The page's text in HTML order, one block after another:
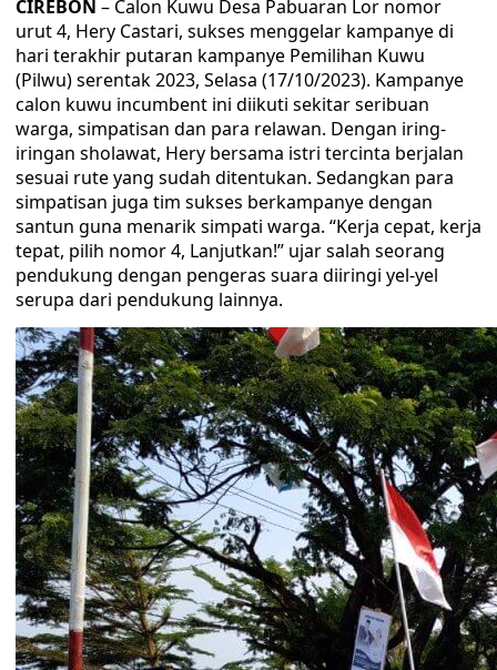
CIREBON – Calon Kuwu Desa Pabuaran Lor nomor
urut 4, Hery Castari, sukses menggelar kampanye di
hari terakhir putaran kampanye Pemilihan Kuwu
(Pilwu) serentak 2023, Selasa (17/10/2023). Kampanye
calon kuwu incumbent ini diikuti sekitar seribuan
warga, simpatisan dan para relawan. Dengan iring-
iringan sholawat, Hery bersama istri tercinta berjalan
sesuai rute yang sudah ditentukan. Sedangkan para
simpatisan juga tim sukses berkampanye dengan
santun guna menarik simpati warga. “Kerja cepat, kerja
tepat, pilih nomor 4, Lanjutkan!” ujar salah seorang
pendukung dengan pengeras suara diiringi yel-yel
serupa dari pendukung lainnya.